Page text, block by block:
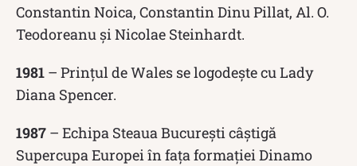
Constantin Noica, Constantin Dinu Pillat, Al. O.
Teodoreanu și Nicolae Steinhardt.
1981 – Prințul de Wales se logodește cu Lady
Diana Spencer.
1987 – Echipa Steaua București câștigă
Supercupa Europei în fața formației Dinamo